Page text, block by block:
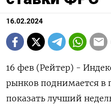
16.02.2024
16 фев (Рейтер) -
рынков поднимается
показать лучший